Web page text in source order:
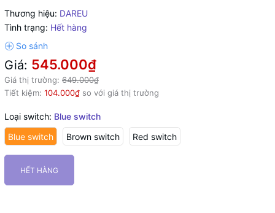
Thương hiệu: DAREU
Tình trạng: Hết hàng
Giá: 545.000₫
Giá thị trường: 649.000₫
Tiết kiệm: 104.000₫ so với giá thị trường
Loại switch: Blue switch
Blue switch
Brown switch Red switch
HẾT HÀNG